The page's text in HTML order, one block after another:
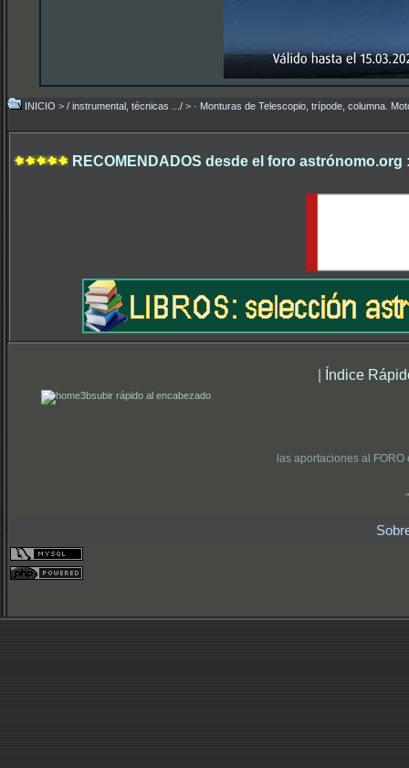
INICIO > / instrumental, técnicas .../ > · Monturas de Telescopio, trípode, columna.
RECOMENDADOS desde el foro astrónomo.org
| Índice
subir rápido al encabezado
las aportaciones al